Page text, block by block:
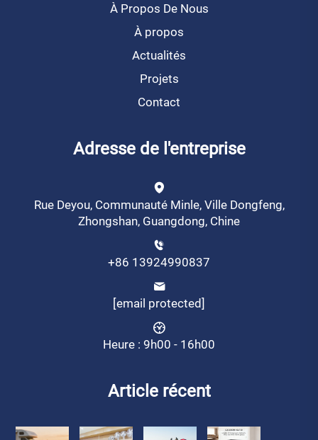
À Propos De Nous
À propos
Actualités
Projets
Contact
Adresse de l'entreprise
Rue Deyou, Communauté Minle, Ville Dongfeng,
Zhongshan, Guangdong, Chine
+86 13924990837
[email protected]
Heure : 9h00 - 16h00
Article récent